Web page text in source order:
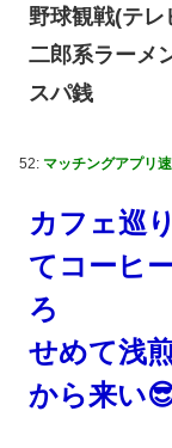
野球観戦(テレ
二郎系ラーメ
スパ銭
52: マッチングアプリ
カフェ巡
てコーヒ
ろ
せめて浅
から来い